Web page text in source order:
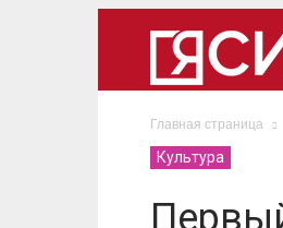
Главная страница
Культура